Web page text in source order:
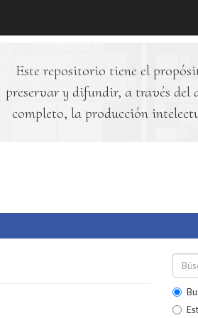
Este repositorio tiene el
preservar y difundir, a través del
completo, la producción